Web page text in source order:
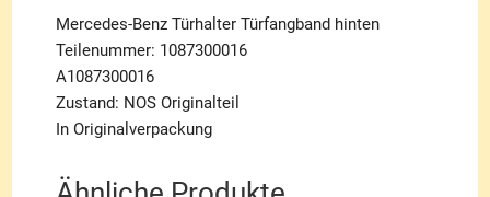
Mercedes-Benz Türhalter Türfangband hinten
Teilenummer: 1087300016
A1087300016
Zustand: NOS Originalteil
In Originalverpackung